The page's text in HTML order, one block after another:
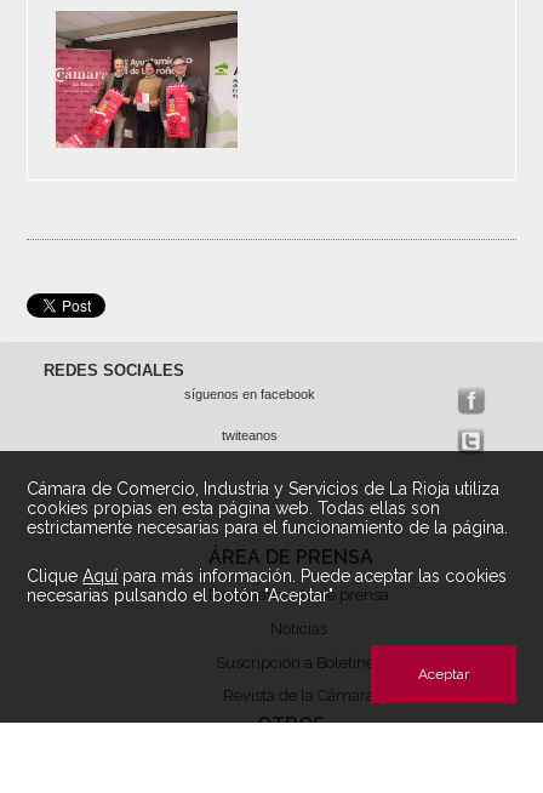
Cámara de Comercio, Industria y Servicios de La Rioja utiliza
cookies propias en esta página web. Todas ellas son
estrictamente necesarias para el funcionamiento de la página.
CliqueAquí para más información. Puede aceptar las cookies
necesarias pulsando el botón "Aceptar"
Aceptar
REDES SOCIALES
síguenos en facebook
twiteanos
ÁREA DE PRENSA
Departamento de prensa
Noticias
Suscripción a Boletínes
Revista de la Cámara
OTROS